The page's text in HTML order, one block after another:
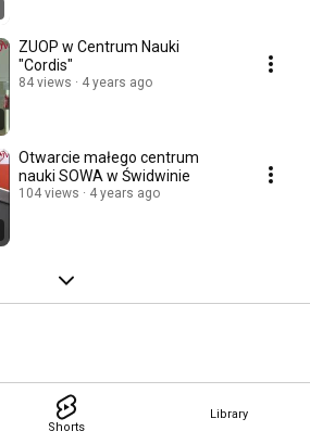
Shorts
Library
ZUOP w Centrum Nauki
"Cordis"
84 views 4 years ago
Otwarcie małego centrum
nauki SOWA w Świdwinie
104 views 4 years ago